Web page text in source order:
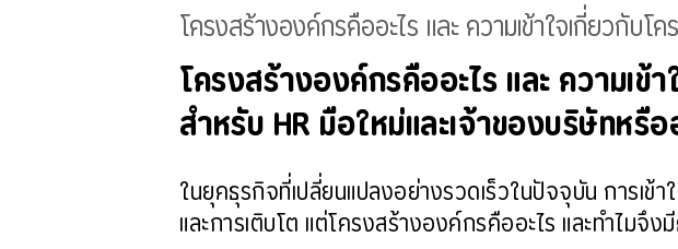
โครงสร้างองค์กรคืออะไร และ ความเข้าใจเกี่ยวกับโ
โครงสร้างองค์กรคืออะไร และ ความเ
สำหรับ HR มือใหม่และเจ้าของบริษัทหรื
ในยุคธุรกิจที่เปลี่ยนแปลงอย่างรวดเร็วในปัจจุบัน การเ
และการเติบโต แต่โครงสร้างองค์กรคืออะไร และทำไมจึ